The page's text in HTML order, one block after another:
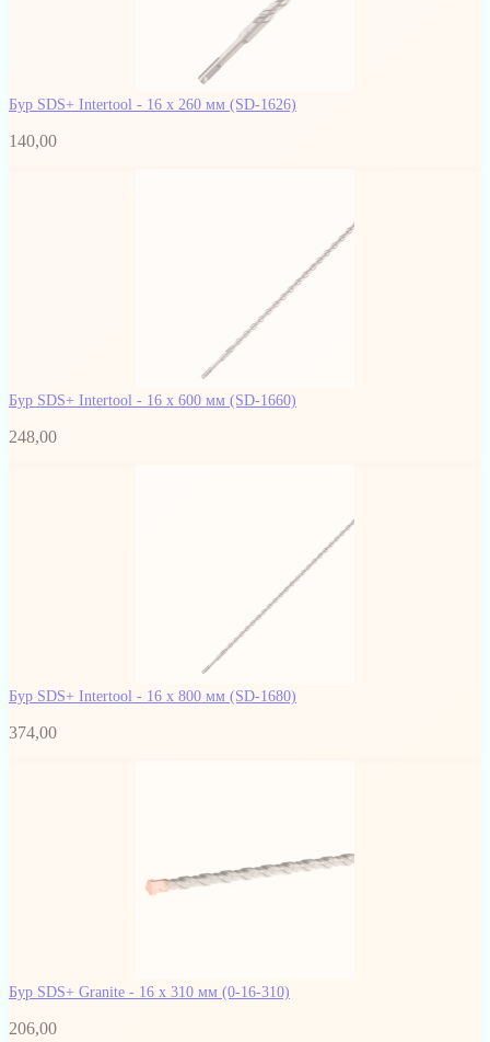
Бур SDS+ Intertool - 16 х 260 мм (SD-1626)
140,00
Бур SDS+ Intertool - 16 х 600 мм (SD-1660)
248,00
Бур SDS+ Intertool - 16 х 800 мм (SD-1680)
374,00
Бур SDS+ Granite - 16 х 310 мм (0-16-310)
206,00